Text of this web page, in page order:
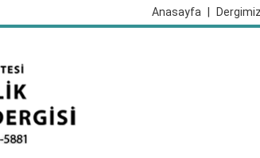
Anasayfa